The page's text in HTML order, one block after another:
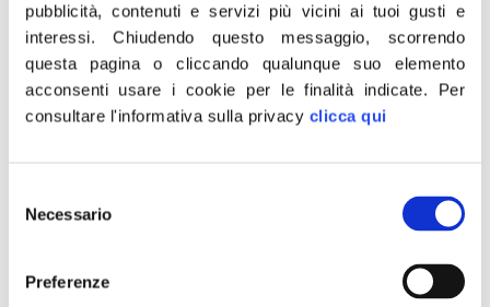
pubblicità, contenuti e servizi più vicini ai tuoi gusti e
interessi.Chiudendo questo messaggio, scorrendo
questa pagina o cliccando qualunque suo elemento
acconsenti usare i cookie per le finalità indicate. Per
consultare l'informativa sulla privacy clicca qui
delNecessario
Preferenze
Bene sulla carta d’identità, grazie al Governo Meloni, la
legge naturale avrà ragione su quella dei numeri:
genitore 1 e genitore 2. Sterili, quindi, su questo le
polemiche di chi afferma che ciò vada contro l’incentivo